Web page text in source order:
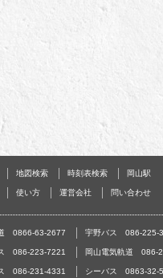
地図検索 時刻表検索 岡山駅
使い方 運営会社
問い合わせ
0866-63-2677 宇野バス 086-225-
086-223-7221 岡山電気軌道 086-
086-231-4331 シーバス 0863-32-